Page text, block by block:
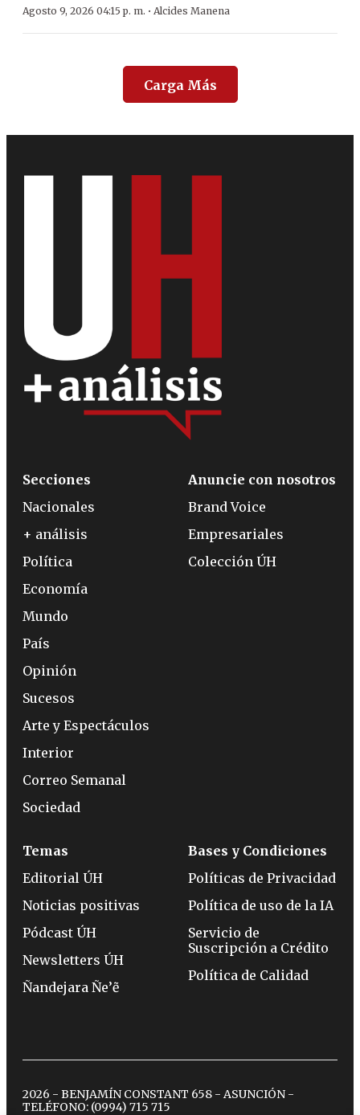
Agosto 9, 2026 04:15 p. m. · Alcides Manena
Carga Más
Secciones
Nacionales
+ análisis
Política
Economía
Mundo
País
Opinión
Sucesos
Arte y Espectáculos
Interior
Correo Semanal
Sociedad
Anuncie con nosotros
Brand Voice
Empresariales
Colección ÚH
Temas
Editorial ÚH
Noticias positivas
Pódcast ÚH
Newsletters ÚH
Ñandejara Ñe’ẽ
Bases y Condiciones
Políticas de Privacidad
Política de uso de la IA
Servicio de
Suscripción a Crédito
Política de Calidad
2026 - BENJAMÍN CONSTANT 658 - ASUNCIÓN -
TELÉFONO: (0994) 715 715